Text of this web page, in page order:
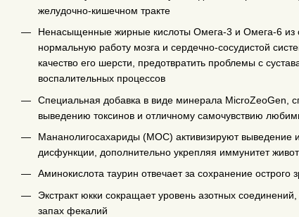
желудочно-кишечном тракте
Ненасыщенные жирные кислоты Омега-3 и Омега-6 из
нормальную работу мозга и сердечно-сосудистой
качество его шерсти, предотвратить проблемы с
воспалительных процессов
Специальная добавка в виде минерала MicroZeoGen,
выведению токсинов и отличному самочувствию
Мананолигосахариды (МОС) активизируют выведение
дисфункции, дополнительно укрепляя иммунитет
Аминокислота таурин отвечает за сохранение
Экстракт юкки сокращает уровень азотных
запах фекалий